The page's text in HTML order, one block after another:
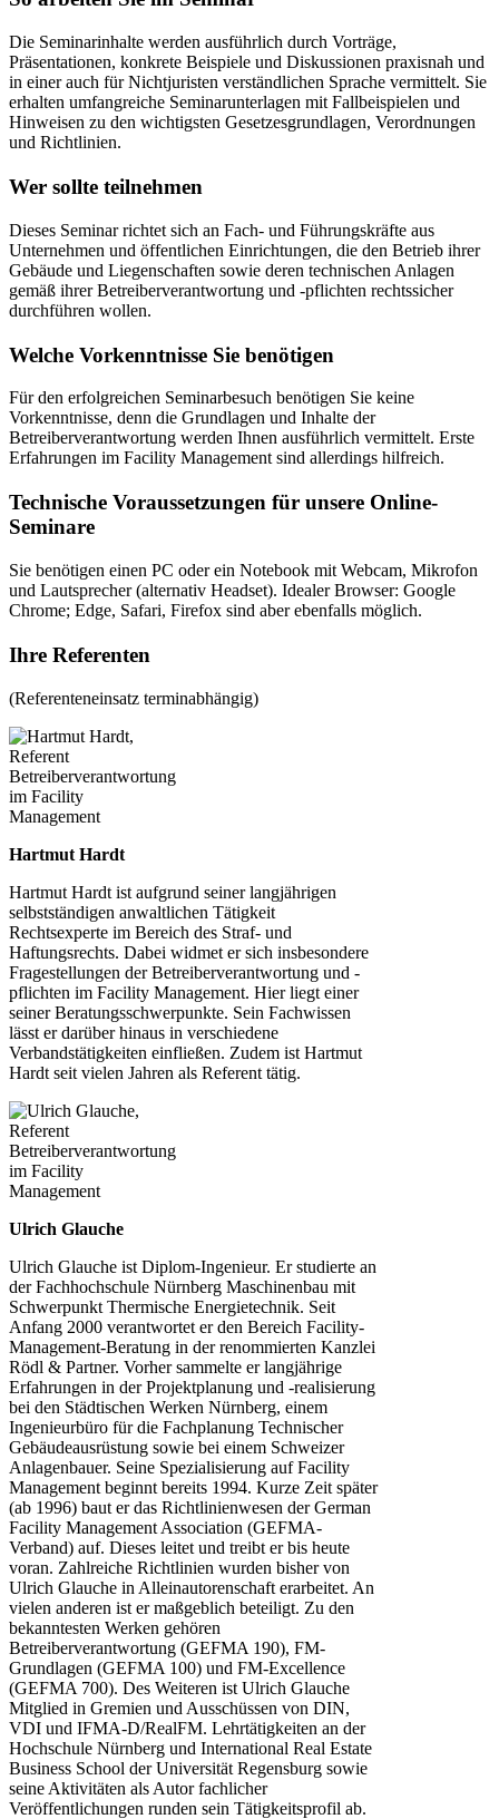
Die Seminarinhalte werden ausführlich durch Vorträge,
Präsentationen, konkrete Beispiele und Diskussionen praxisnah und
in einer auch für Nichtjuristen verständlichen Sprache vermittelt. Sie
erhalten umfangreiche Seminarunterlagen mit Fallbeispielen und
Hinweisen zu den wichtigsten Gesetzesgrundlagen, Verordnungen
und Richtlinien.
Wer sollte teilnehmen
Dieses Seminar richtet sich an Fach- und Führungskräfte aus
Unternehmen und öffentlichen Einrichtungen, die den Betrieb ihrer
Gebäude und Liegenschaften sowie deren technischen Anlagen
gemäß ihrer Betreiberverantwortung und -pflichten rechtssicher
durchführen wollen.
Welche Vorkenntnisse Sie benötigen
Für den erfolgreichen Seminarbesuch benötigen Sie keine
Vorkenntnisse, denn die Grundlagen und Inhalte der
Betreiberverantwortung werden Ihnen ausführlich vermittelt. Erste
Erfahrungen im Facility Management sind allerdings hilfreich.
Technische Voraussetzungen für unsere Online-
Seminare
Sie benötigen einen PC oder ein Notebook mit Webcam, Mikrofon
und Lautsprecher (alternativ Headset). Idealer Browser: Google
Chrome; Edge, Safari, Firefox sind aber ebenfalls möglich.
Ihre Referenten
(Referenteneinsatz terminabhängig)
Hartmut Hardt
Hartmut Hardt ist aufgrund seiner langjährigen
selbstständigen anwaltlichen Tätigkeit
Rechtsexperte im Bereich des Straf- und
Haftungsrechts. Dabei widmet er sich insbesondere
Fragestellungen der Betreiberverantwortung und -
pflichten im Facility Management. Hier liegt einer
seiner Beratungsschwerpunkte. Sein Fachwissen
lässt er darüber hinaus in verschiedene
Verbandstätigkeiten einfließen. Zudem ist Hartmut
Hardt seit vielen Jahren als Referent tätig.
Ulrich Glauche
Ulrich Glauche ist Diplom-Ingenieur. Er studierte an
der Fachhochschule Nürnberg Maschinenbau mit
Schwerpunkt Thermische Energietechnik. Seit
Anfang 2000 verantwortet er den Bereich Facility-
Management-Beratung in der renommierten Kanzlei
Rödl & Partner. Vorher sammelte er langjährige
Erfahrungen in der Projektplanung und -realisierung
bei den Städtischen Werken Nürnberg, einem
Ingenieurbüro für die Fachplanung Technischer
Gebäudeausrüstung sowie bei einem Schweizer
Anlagenbauer. Seine Spezialisierung auf Facility
Management beginnt bereits 1994. Kurze Zeit später
(ab 1996) baut er das Richtlinienwesen der German
Facility Management Association (GEFMA-
Verband) auf. Dieses leitet und treibt er bis heute
voran. Zahlreiche Richtlinien wurden bisher von
Ulrich Glauche in Alleinautorenschaft erarbeitet. An
vielen anderen ist er maßgeblich beteiligt. Zu den
bekanntesten Werken gehören
Betreiberverantwortung (GEFMA 190), FM-
Grundlagen (GEFMA 100) und FM-Excellence
(GEFMA 700). Des Weiteren ist Ulrich Glauche
Mitglied in Gremien und Ausschüssen von DIN,
VDI und IFMA-D/RealFM. Lehrtätigkeiten an der
Hochschule Nürnberg und International Real Estate
Business School der Universität Regensburg sowie
seine Aktivitäten als Autor fachlicher
Veröffentlichungen runden sein Tätigkeitsprofil ab.